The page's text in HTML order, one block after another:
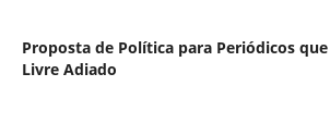
Proposta de Política para Periódicos
Livre Adiado